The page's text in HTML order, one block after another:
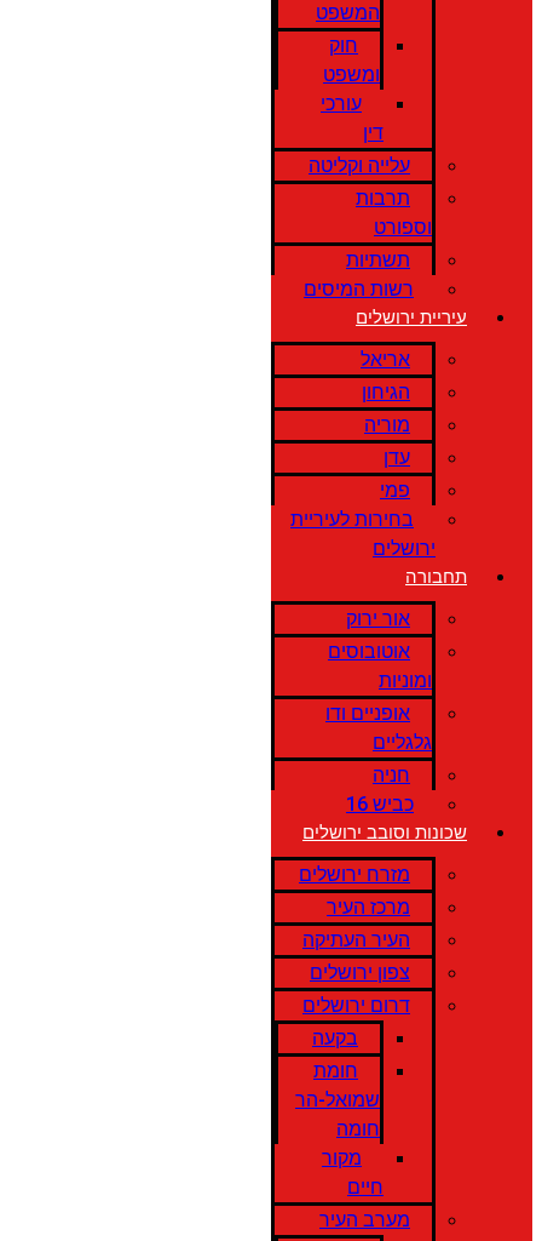
המשפט
חוק
ומשפט
עורכי
דין
עלייה וקליטה
תרבות
וספורט
תשתיות
רשות המיסים
עיריית ירושלים
אריאל
הגיחון
מוריה
עדן
פמי
בחירות לעיריית
ירושלים
תחבורה
אור ירוק
אוטובוסים
ומוניות
אופניים ודו
גלגליים
חניה
כביש 16
שכונות וסובב ירושלים
מזרח ירושלים
מרכז העיר
העיר העתיקה
צפון ירושלים
דרום ירושלים
בקעה
חומת
שמואל-הר
חומה
מקור
חיים
מערב העיר